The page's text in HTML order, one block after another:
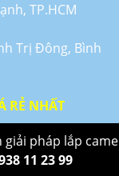
TP.HCM
Trị Đông, Bình
RẺ NHẤT
giải pháp lắp
11 23 99